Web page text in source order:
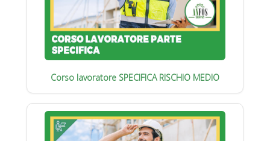
Corso lavoratore SPECIFICA RISCHIO MEDIO